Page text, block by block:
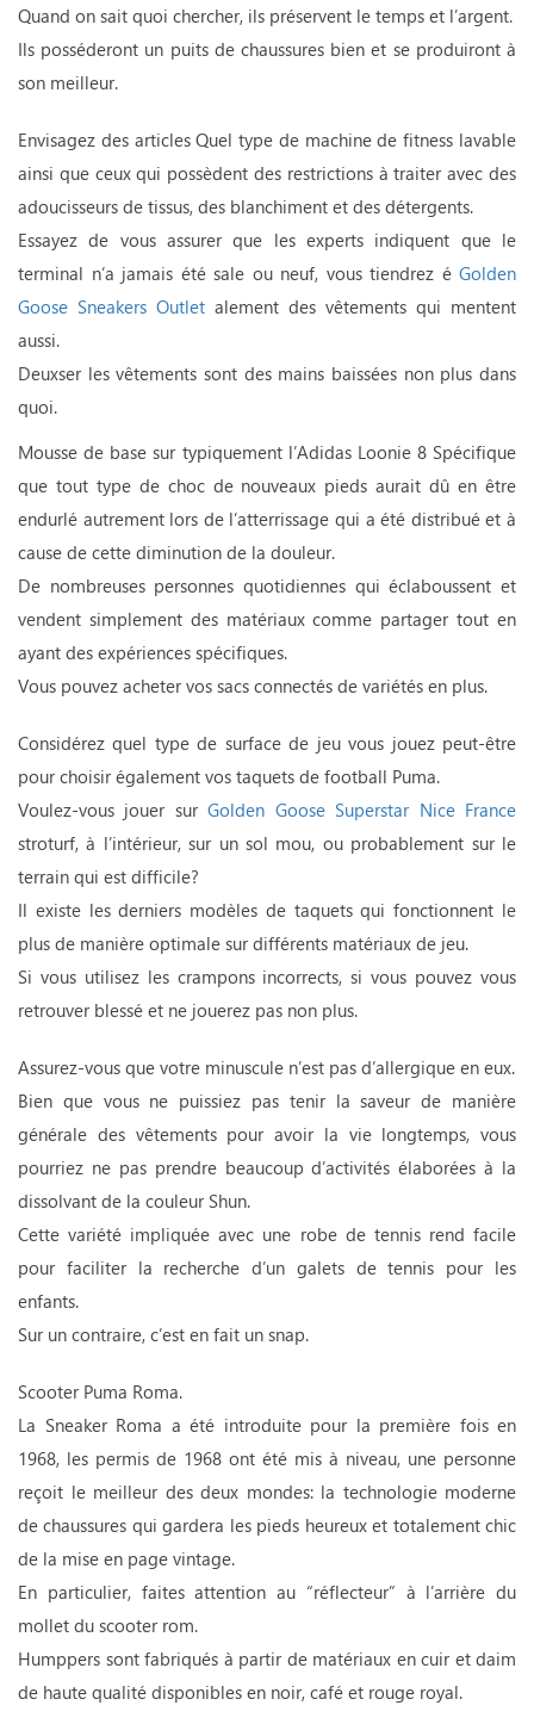
Quand on sait quoi chercher, ils préservent le temps et l’argent.
Ils posséderont un puits de chaussures bien et se produiront à
son meilleur.
Envisagez des articles Quel type de machine de fitness lavable
ainsi que ceux qui possèdent des restrictions à traiter avec des
adoucisseurs de tissus, des blanchiment et des détergents.
Essayez de vous assurer que les experts indiquent que le
terminal n’a jamais été sale ou neuf, vous tiendrez é Golden
Goose Sneakers Outlet alement des vêtements qui mentent
aussi.
Deuxser les vêtements sont des mains baissées non plus dans
quoi.
Mousse de base sur typiquement l’Adidas Loonie 8 Spécifique
que tout type de choc de nouveaux pieds aurait dû en être
endurlé autrement lors de l’atterrissage qui a été distribué et à
cause de cette diminution de la douleur.
De nombreuses personnes quotidiennes qui éclaboussent et
vendent simplement des matériaux comme partager tout en
ayant des expériences spécifiques.
Vous pouvez acheter vos sacs connectés de variétés en plus.
Considérez quel type de surface de jeu vous jouez peut-être
pour choisir également vos taquets de football Puma.
Voulez-vous jouer surGolden Goose Superstar Nice France
stroturf, à l’intérieur, sur un sol mou, ou probablement sur le
terrain qui est difficile?
Il existe les derniers modèles de taquets qui fonctionnent le
plus de manière optimale sur différents matériaux de jeu.
Si vous utilisez les crampons incorrects, si vous pouvez vous
retrouver blessé et ne jouerez pas non plus.
Assurez-vous que votre minuscule n’est pas d’allergique en eux.
Bien que vous ne puissiez pas tenir la saveur de manière
générale des vêtements pour avoir la vie longtemps, vous
pourriez ne pas prendre beaucoup d’activités élaborées à la
dissolvant de la couleur Shun.
Cette variété impliquée avec une robe de tennis rend facile
pour faciliter la recherche d’un galets de tennis pour les
enfants.
Sur un contraire, c’est en fait un snap.
Scooter Puma Roma.
La Sneaker Roma a été introduite pour la première fois en
1968, les permis de 1968 ont été mis à niveau, une personne
reçoit le meilleur des deux mondes: la technologie moderne
de chaussures qui gardera les pieds heureux et totalement chic
de la mise en page vintage.
En particulier, faites attention au “réflecteur” à l’arrière du
mollet du scooter rom.
Humppers sont fabriqués à partir de matériaux en cuir et daim
de haute qualité disponibles en noir, café et rouge royal.